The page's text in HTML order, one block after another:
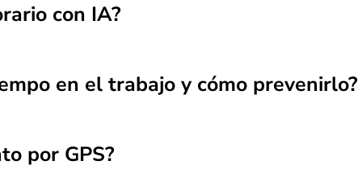
con IA?
en el trabajo y cómo prevenirlo?
por GPS?